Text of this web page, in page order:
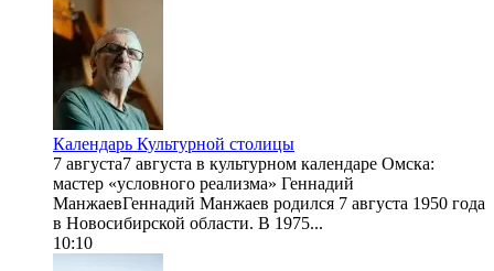
Календарь Культурной столицы
7 августа7 августа в культурном календаре Омска:
мастер «условного реализма» Геннадий
МанжаевГеннадий Манжаев родился 7 августа 1950 года
в Новосибирской области. В 1975...
10:10